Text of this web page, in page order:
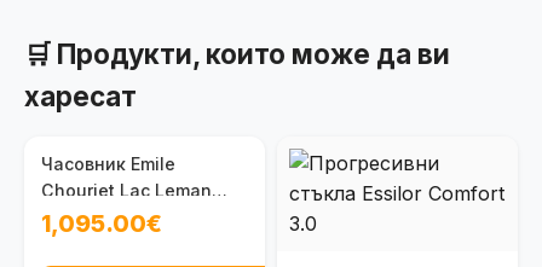
🛒 Продукти, които може да ви
харесат
Часовник Emile
Chouriet Lac Leman
08.1155.G.6.6.98.6
1,095.00€